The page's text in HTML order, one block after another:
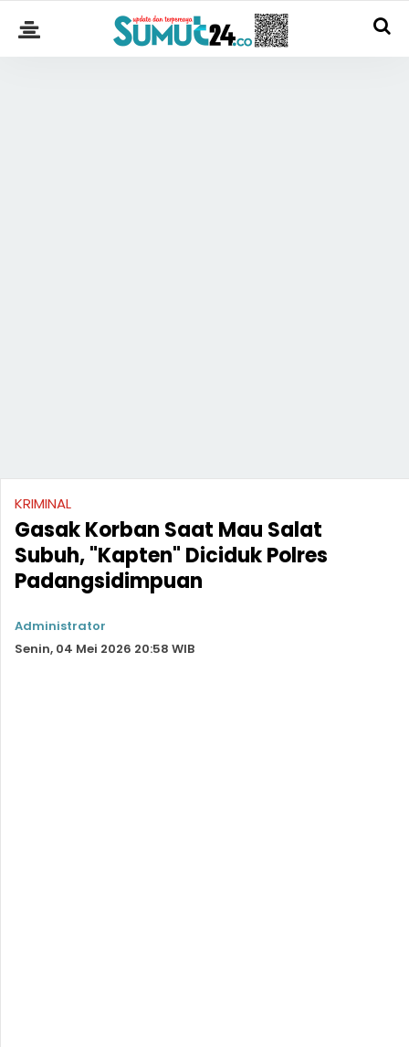
KRIMINAL
Gasak Korban Saat Mau Salat
Subuh, "Kapten" Diciduk Polres
Padangsidimpuan
Administrator
Senin, 04 Mei 2026 20:58 WIB